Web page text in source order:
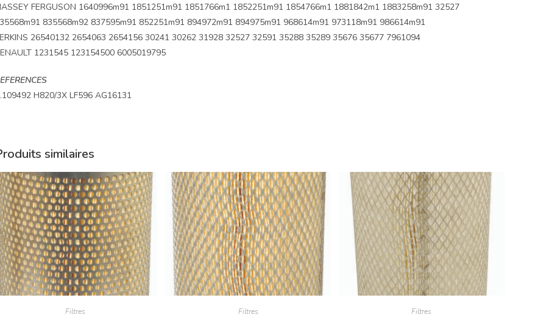
FERGUSON 1640996m91 1851251m91 1851766m1 1852251m91 1854766m1 1881842m1 1883258m91 32527
835568m92 837595m91 852251m91 894972m91 894975m91 968614m91 973118m91 986614m91
26540132 2654063 2654156 30241 30262 31928 32527 32591 35288 35289 35676 35677 7961094
1231545 123154500 6005019795
H820/3X LF596 AG16131
similaires
Filtres Filtres Filtres